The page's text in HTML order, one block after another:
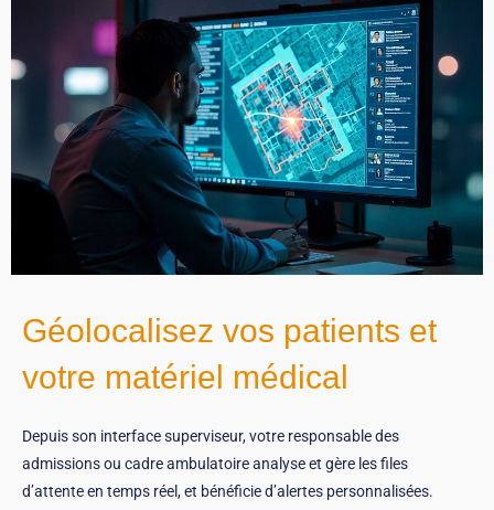
Géolocalisez vos patients et
votre matériel médical
Depuis son interface superviseur, votre responsable des
admissions ou cadre ambulatoire analyse et gère les files
d’attente en temps réel, et bénéficie d’alertes personnalisées.